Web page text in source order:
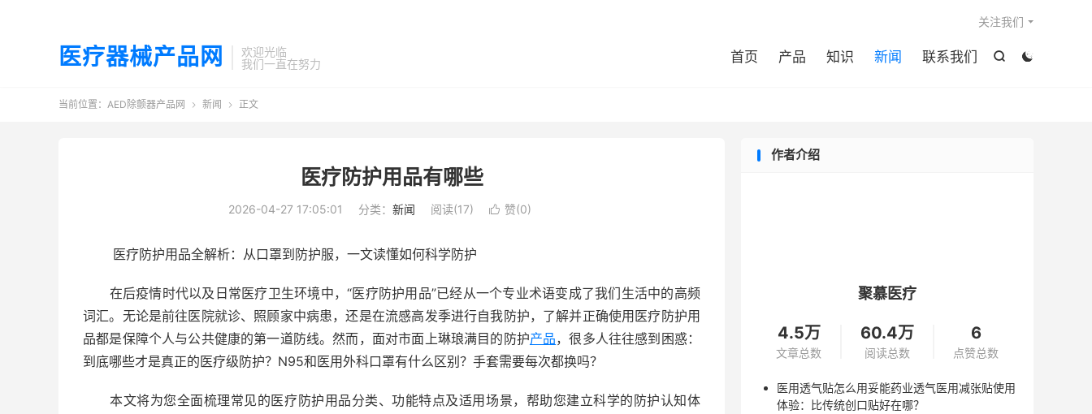
医疗器械产品网
欢迎光临
我们一直在努力


首页 产品 知识 新闻 联系我们
关注我们
当前位置： AED除颤器产品网  新闻  正文
医疗防护用品有哪些
2026-04-27 17:05:01 分类： 新闻 阅读(17)  赞(0)
医疗防护用品全解析：从口罩到防护服，一文读懂如何科学防护
在后疫情时代以及日常医疗卫生环境中，“医疗防护用品”已经从一个专业术语变成了我们生活中的高频
词汇。无论是前往医院就诊、照顾家中病患，还是在流感高发季进行自我防护，了解并正确使用医疗防护用
品都是保障个人与公共健康的第一道防线。然而，面对市面上琳琅满目的防护产品，很多人往往感到困惑：
到底哪些才是真正的医疗级防护？N95和医用外科口罩有什么区别？手套需要每次都换吗？
本文将为您全面梳理常见的医疗防护用品分类、功能特点及适用场景，帮助您建立科学的防护认知体
作者介绍
聚慕医疗
4.5万
文章总数
60.4万
阅读总数
6
点赞总数
医用透气贴怎么用妥能药业透气医用减张贴使用
体验：比传统创口贴好在哪？